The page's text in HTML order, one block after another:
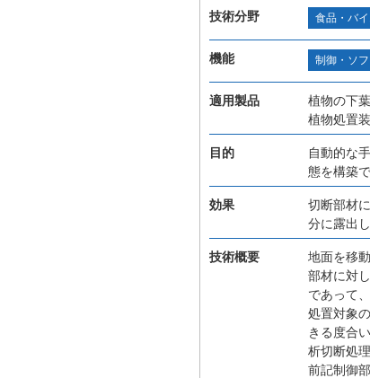
技術分野 食品・バ
機能 制御・ソ
適用製品
植物の下
植物処置
目的
自動的な
態を構築
効果
切断部材
分に露出
技術概要
地面を移
部材に対
であって、
処置対象
きる度合
析切断処
前記制御